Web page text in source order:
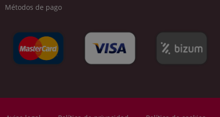
Métodos de pago